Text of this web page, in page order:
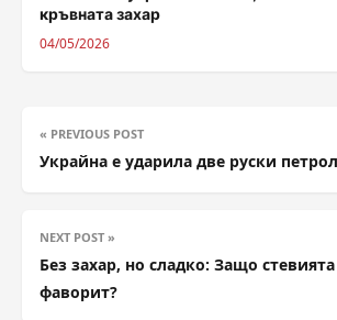
кръвната захар
04/05/2026
« PREVIOUS POST
Украйна е ударила две руски
NEXT POST »
Без захар, но сладко: Защо
фаворит?